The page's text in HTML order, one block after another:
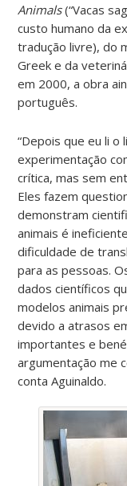
Animals(“Vacas
custo humano da
tradução livre), do
Greek e da
em 2000, a obra
português.
“Depois que eu li
experimentação
crítica, mas sem
Eles fazem
demonstram
animaisé ineficiente
dificuldade de
para as pessoas.
dados científicos
modelos animais
devido a atrasos
importantes e
argumentação me
conta Aguinaldo.